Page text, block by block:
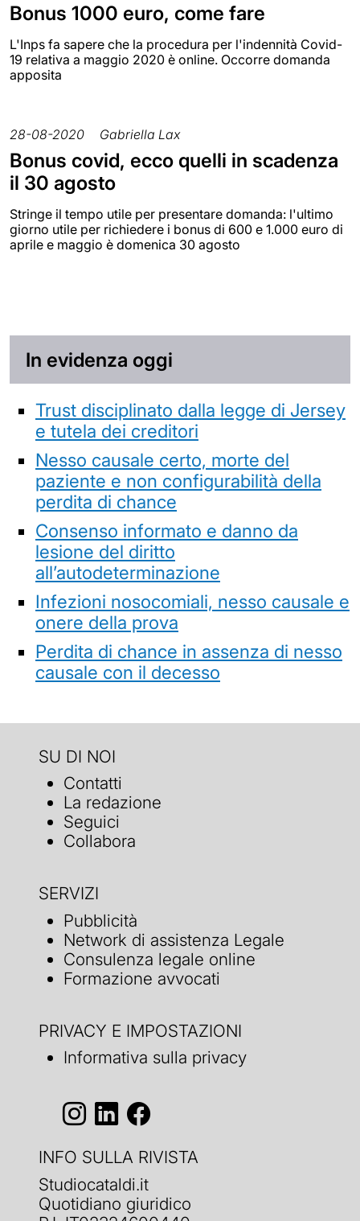
Bonus 1000 euro, come fare
L'Inps fa sapere che la procedura per l'indennità Covid-
19 relativa a maggio 2020 è online. Occorre domanda
apposita
28-08-2020 Gabriella Lax
Bonus covid, ecco quelli in scadenza
il 30 agosto
Stringe il tempo utile per presentare domanda: l'ultimo
giorno utile per richiedere i bonus di 600 e 1.000 euro di
aprile e maggio è domenica 30 agosto
In evidenza oggi
Trust disciplinato dalla legge di Jersey
e tutela dei creditori
Nesso causale certo, morte del
paziente e non configurabilità della
perdita di chance
Consenso informato e danno da
lesione del diritto
all’autodeterminazione
Infezioni nosocomiali, nesso causale e
onere della prova
Perdita di chance in assenza di nesso
causale con il decesso
SU DI NOI
Contatti
La redazione
Seguici
Collabora
SERVIZI
Pubblicità
Network di assistenza Legale
Consulenza legale online
Formazione avvocati
PRIVACY E IMPOSTAZIONI
Informativa sulla privacy
INFO SULLA RIVISTA
Studiocataldi.it
Quotidiano giuridico